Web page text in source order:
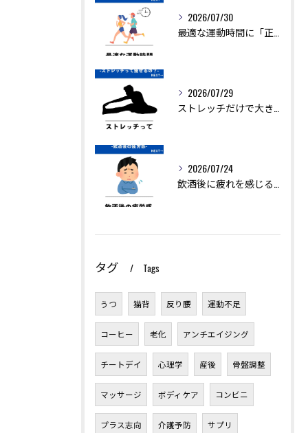
2026/07/30
最適な運動時間に「正解」はありません。
2026/07/29
ストレッチだけで大きく痩せることは難しいですが、ダイエットを...
2026/07/24
飲酒後に疲れを感じるのは、アルコールの分解に多くのエネルギー...
タグ Tags
うつ 猫背 反り腰 運動不足
コーヒー 老化 アンチエイジング
チートデイ 心理学 産後 骨盤調整
マッサージ ボディケア コンビニ
プラス志向 介護予防 サプリ